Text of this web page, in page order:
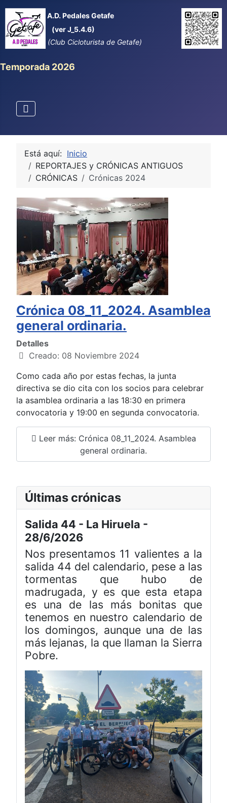
A.D. Pedales Getafe
(ver J_5.4.6)
(Club Cicloturista de Getafe)
Temporada 2026
Está aquí: Inicio
REPORTAJES y CRÓNICAS ANTIGUOS
CRÓNICAS
Crónicas 2024
Crónica 08_11_2024. Asamblea
general ordinaria.
Detalles
Creado: 08 Noviembre 2024
Como cada año por estas fechas, la junta
directiva se dio cita con los socios para celebrar
la asamblea ordinaria a las 18:30 en primera
convocatoria y 19:00 en segunda convocatoria.
Leer más: Crónica 08_11_2024. Asamblea
general ordinaria.
Últimas crónicas
Salida 44 - La Hiruela -
28/6/2026
Nos presentamos 11 valientes a la
salida 44 del calendario, pese a las
tormentas que hubo de
madrugada, y es que esta etapa
es una de las más bonitas que
tenemos en nuestro calendario de
los domingos, aunque una de las
más lejanas, la que llaman la Sierra
Pobre.